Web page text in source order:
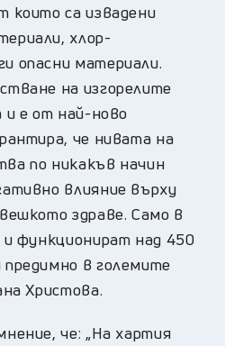
които са извадени
хлор-
опасни материали.
на изгорелите
и е от най-ново
че нивата на
по никакъв начин
влияние върху
здраве. Само в
и функционират над 450
в големите
Христова.
че: „На хартия